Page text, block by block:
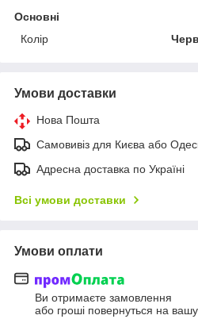
Основні
Колір
Умови доставки
Нова Пошта
Самовивіз для Києва або
Адресна доставка по Україні
Всі умови доставки
Умови оплати
Ви отримаєте замовлення
або гроші повернуться на вашу